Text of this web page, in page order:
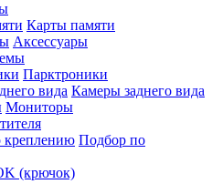
Карты памяти
Аксессуары
Парктроники
Камеры заднего вида
Мониторы
Подбор по
(крючок)